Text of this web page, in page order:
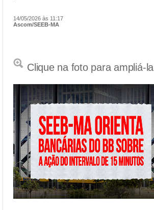
14/05/2026 às 11:17
Ascom/SEEB-MA
Clique na foto para ampliá-la